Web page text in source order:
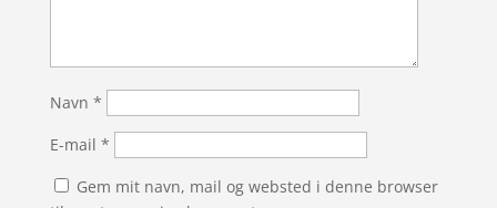
Navn *
E-mail *
Gem mit navn, mail og websted i denne browser